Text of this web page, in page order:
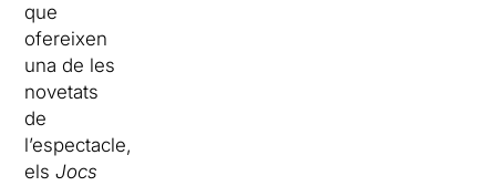
que
ofereixen
una de les
novetats
de
l’espectacle,
elsJocs